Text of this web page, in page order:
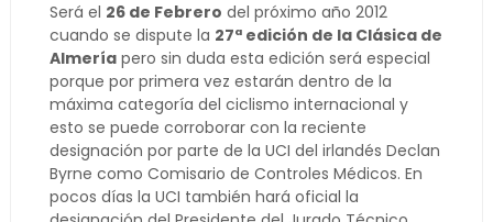
Será el 26 de Febrero del próximo año 2012
cuando se dispute la 27ª edición de la Clásica de
Almeríapero sin duda esta edición será especial
porque por primera vez estarán dentro de la
máxima categoría del ciclismo internacional y
esto se puede corroborar con la reciente
designación por parte de la UCI del irlandés Declan
Byrne como Comisario de Controles Médicos. En
pocos días la UCI también hará oficial la